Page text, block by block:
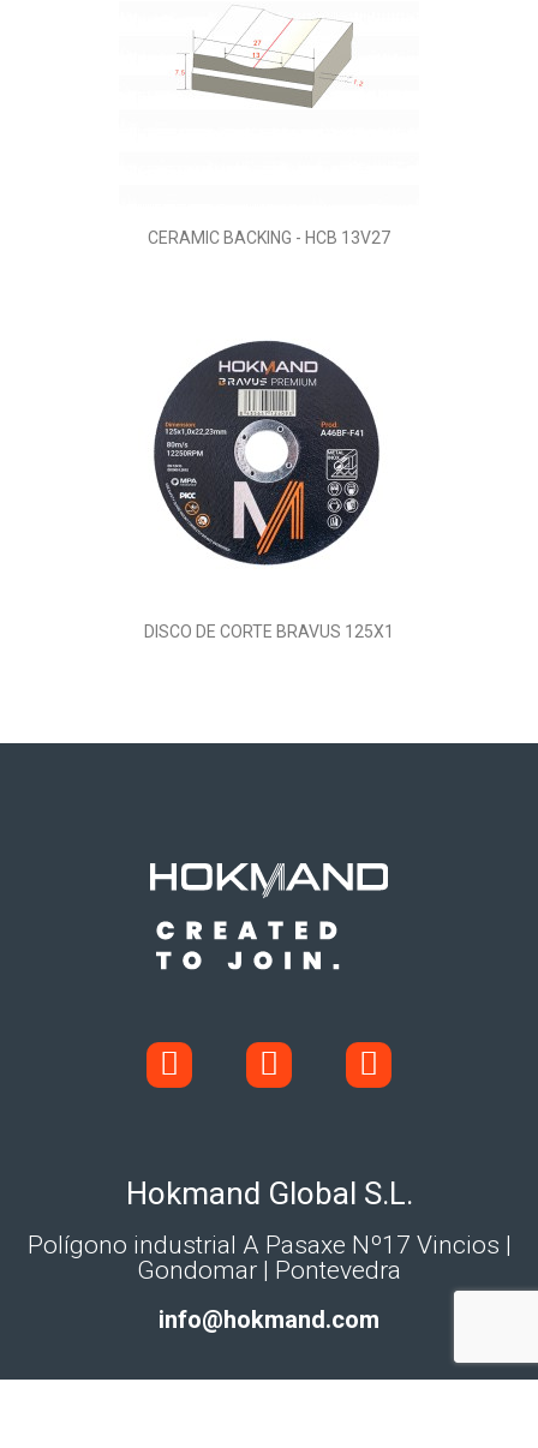
CERAMIC BACKING - HCB 13V27
DISCO DE CORTE BRAVUS 125X1
Hokmand Global S.L.
Polígono industrial A Pasaxe Nº17 Vincios |
Gondomar | Pontevedra
info@hokmand.com